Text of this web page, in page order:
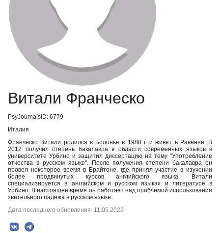
Витали Франческо
PsyJournalsID: 6779
Италия
Франческо Витали родился в Болонье в 1988 г. и живет в Равенне. В
2012 получил степень бакалавра в области современных языков в
университете Урбино и защитил диссертацию на тему "Употребление
отчества в русском языке". После получения степени бакалавра он
провел некоторое время в Брайтоне, где принял участие в изучении
более продвинутых курсов английского языка. Витали
специализируется в английском и русском языках и литературе в
Урбино. В настоящее время он работает над проблемой использования
звательного падежа в русском языке.
Дата последнего обновления: 11.05.2023